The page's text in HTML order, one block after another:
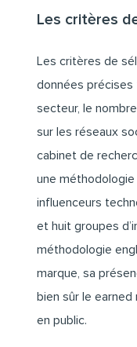
Les critères
Les critères de
données précises
secteur, le
sur les réseaux
cabinet de
une
influenceurs
et huit groupes
méthodologie
marque, sa
bien sûr le
en public.